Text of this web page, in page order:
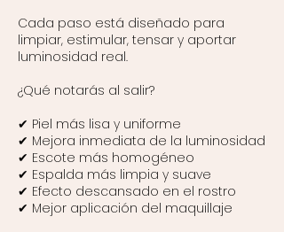
Cada paso está diseñado para
limpiar, estimular, tensar y aportar
luminosidad real.
¿Qué notarás al salir?
✔ Piel más lisa y uniforme
✔ Mejora inmediata de la luminosidad
✔ Escote más homogéneo
✔ Espalda más limpia y suave
✔ Efecto descansado en el rostro
✔ Mejor aplicación del maquillaje